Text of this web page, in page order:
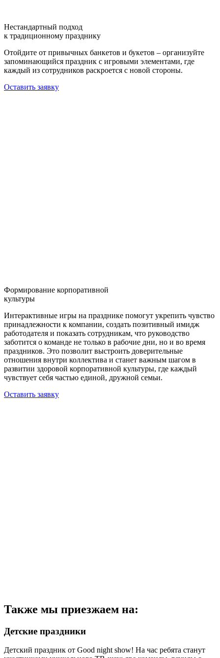
Нестандартный подход
к традиционному празднику
Отойдите от привычных банкетов и букетов – организуйте
запоминающийся праздник с игровыми элементами, где
каждый из сотрудников раскроется с новой стороны.
Оставить заявку
Формирование корпоративной
культуры
Интерактивные игры на празднике помогут укрепить чувство
принадлежности к компании, создать позитивный имидж
работодателя и показать сотрудникам, что руководство
заботится о команде не только в рабочие дни, но и во время
праздников. Это позволит выстроить доверительные
отношения внутри коллектива и станет важным шагом в
развитии здоровой корпоративной культуры, где каждый
чувствует себя частью единой, дружной семьи.
Оставить заявку
Также мы приезжаем на:
Детские праздники
Детский праздник от Good night show! На час ребята станут